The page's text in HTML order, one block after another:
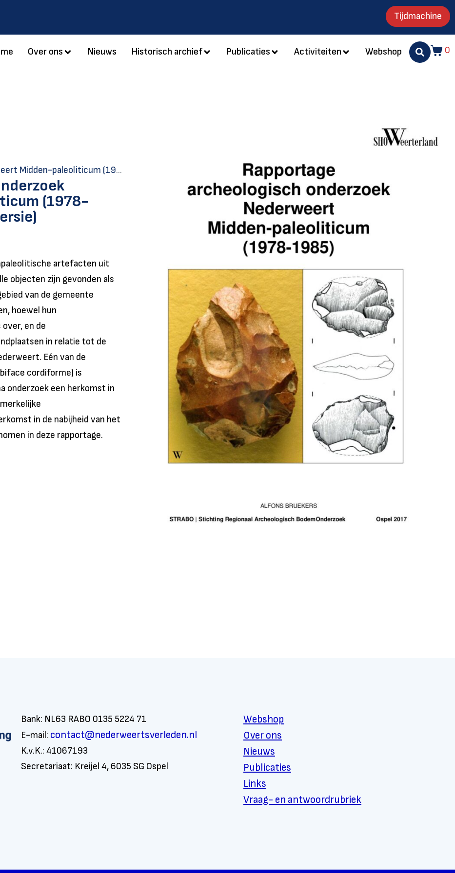
Tijdmachine
Over ons Nieuws Historisch archief Publicaties Activiteiten Webshop 0
(1978-1985) versie 2 (verbeterde versie)
(1978-
artefacten uit
objecten zijn gevonden als
van de gemeente
hoewel hun
en de
in relatie tot de
Eén van de
cordiforme) is
onderzoek een herkomst in
in de nabijheid van het
in deze rapportage.
Bank: NL63 RABO 0135 5224 71
E-mail: contact@nederweertsverleden.nl
K.v.K.: 41067193
Secretariaat: Kreijel 4, 6035 SG Ospel
Webshop
Over ons
Nieuws
Publicaties
Links
Vraag- en antwoordrubriek